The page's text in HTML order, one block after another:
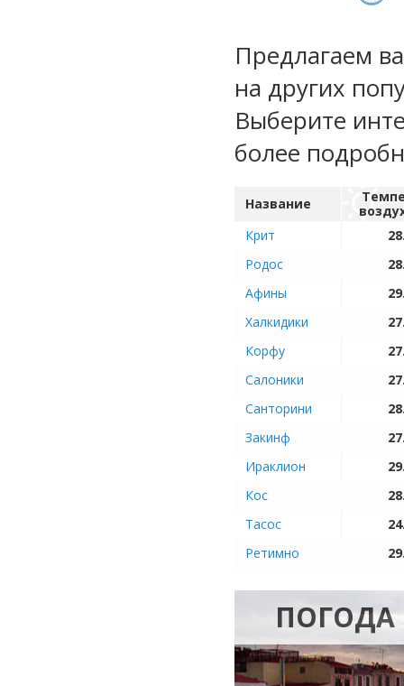
Предлагаем
на других
Выберите
более
Название
Крит
Родос
Афины
Халкидики
Корфу
Салоники
Санторини
Закинф
Ираклион
Кос
Тасос
Ретимно
ПОГОДА